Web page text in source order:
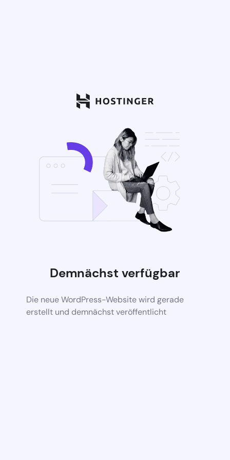
Demnächst verfügbar
Die neue WordPress-Website wird gerade
erstellt und demnächst veröffentlicht